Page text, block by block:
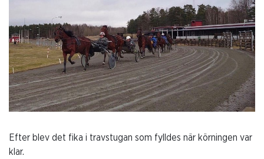
Efter blev det fika i travstugan som fylldes när körningen var
klar.